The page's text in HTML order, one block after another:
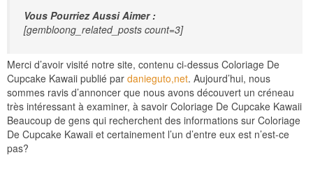
Vous Pourriez Aussi Aimer :
[gembloong_related_posts count=3]
Merci d’avoir visité notre site, contenu ci-dessus Coloriage De
Cupcake Kawaii publié par danieguto,net. Aujourd’hui, nous
sommes ravis d’annoncer que nous avons découvert un créneau
très intéressant à examiner, à savoir Coloriage De Cupcake Kawaii
Beaucoup de gens qui recherchent des informations sur Coloriage
De Cupcake Kawaii et certainement l’un d’entre eux est n’est-ce
pas?